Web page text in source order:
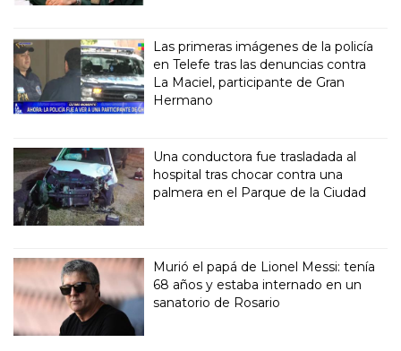
Las primeras imágenes de la policía
en Telefe tras las denuncias contra
La Maciel, participante de Gran
Hermano
Una conductora fue trasladada al
hospital tras chocar contra una
palmera en el Parque de la Ciudad
Murió el papá de Lionel Messi: tenía
68 años y estaba internado en un
sanatorio de Rosario